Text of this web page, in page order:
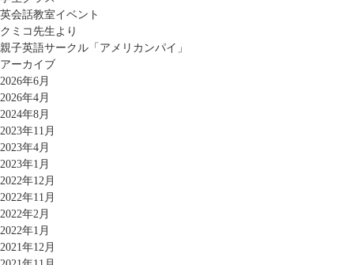
英会話教室イベント
クミコ先生より
親子英語サークル「アメリカンパイ」
アーカイブ
2026年6月
2026年4月
2024年8月
2023年11月
2023年4月
2023年1月
2022年12月
2022年11月
2022年2月
2022年1月
2021年12月